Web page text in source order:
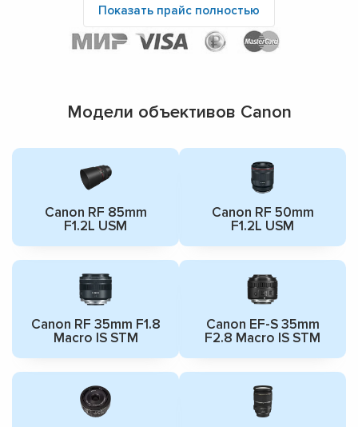
Показать прайс полностью
Модели объективов Canon
Canon RF 85mm
F1.2L USM
Canon RF 50mm
F1.2L USM
Canon RF 35mm F1.8
Macro IS STM
Canon EF-S 35mm
F2.8 Macro IS STM